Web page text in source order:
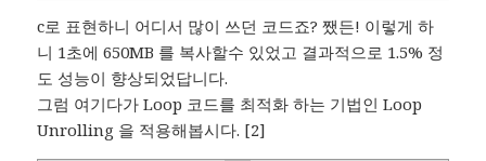
c로 표현하니 어디서 많이 쓰던 코드죠? 쨌든! 이렇게 하
니 1초에 650MB 를 복사할수 있었고 결과적으로 1.5% 정
도 성능이 향상되었답니다.
그럼 여기다가 Loop 코드를 최적화 하는 기법인 Loop
Unrolling 을 적용해봅시다. [2]